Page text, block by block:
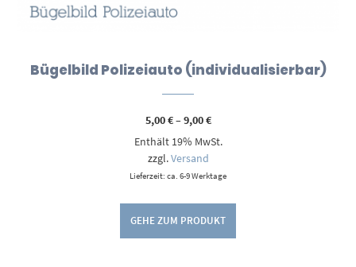
Bügelbild Polizeiauto (individualisierbar)
5,00€–9,00€Preisspanne:
bis
Enthält 19% MwSt.
zzgl.Versand
Lieferzeit: ca. 6-9 Werktage
GEHE ZUM PRODUKT